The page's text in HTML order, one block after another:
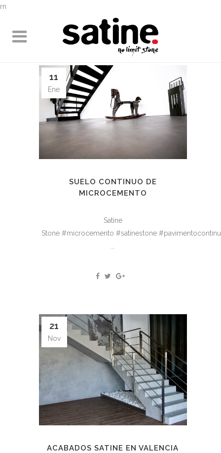
rn
11
Ene
SUELO CONTINUO DE
MICROCEMENTO
Satine
Stone #microcemento #satinestone
21
Nov
ACABADOS SATINE EN VALENCIA